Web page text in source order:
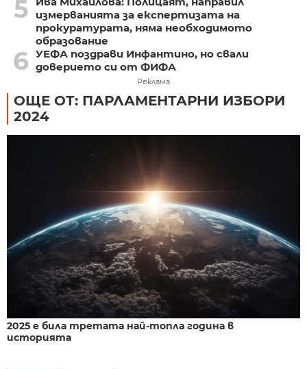
5
измерванията за експертизата на
прокуратурата, няма необходимото
образование
6 УЕФА поздрави Инфантино, но свали
доверието си от ФИФА
Реклама
ОЩЕ ОТ: ПАРЛАМЕНТАРНИ ИЗБОРИ
2024
2025 е била третата най-топла година в
историята